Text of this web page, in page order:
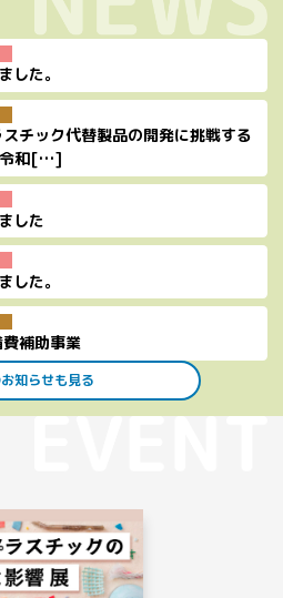
した。
チック代替製品の開発に挑戦する
令和[…]
した
した。
補助事業
知らせも見る